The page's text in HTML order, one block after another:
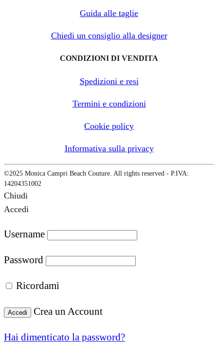
Guida alle taglie
Chiedi un consiglio alla designer
CONDIZIONI DI VENDITA
Spedizioni e resi
Termini e condizioni
Cookie policy
Informativa sulla privacy
©2025 Monica Campri Beach Couture. All rights reserved - P.IVA:
14204351002
Chiudi
Accedi
Username
Password
Ricordami
Accedi Crea un Account
Hai dimenticato la password?